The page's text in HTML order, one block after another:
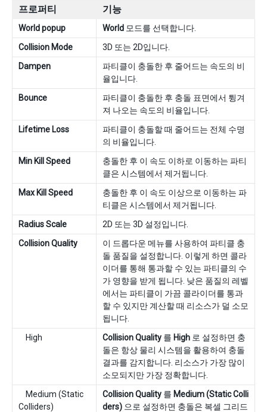
프로퍼티 기능
World popup World 모드를 선택합니다.
Collision Mode
3D 또는 2D입니다.
Dampen
파티클이 충돌한 후 줄어드는 속도의 비
율입니다.
Bounce
파티클이 충돌한 후 충돌 표면에서 튕겨
져 나오는 속도의 비율입니다.
Lifetime Loss
파티클이 충돌할 때 줄어드는 전체 수명
의 비율입니다.
Min Kill Speed
충돌한 후 이 속도 이하로 이동하는 파티
클은 시스템에서 제거됩니다.
Max Kill Speed
충돌한 후 이 속도 이상으로 이동하는 파
티클은 시스템에서 제거됩니다.
Radius Scale
2D 또는 3D 설정입니다.
Collision Quality
이 드롭다운 메뉴를 사용하여 파티클 충
돌 품질을 설정합니다. 이렇게 하면 콜라
이더를 통해 통과할 수 있는 파티클의 수
가 영향을 받게 됩니다. 낮은 품질의 레벨
에서는 파티클이 가끔 콜라이더를 통과
할 수 있지만 계산할 때 리소스가 덜 소모
됩니다.
High
Collision Quality 를 High 로 설정하면 충
돌은 항상 물리 시스템을 활용하여 충돌
결과를 감지합니다. 리소스가 가장 많이
소모되지만 가장 정확합니다.
Medium (Static
Colliders)
Collision Quality 를 Medium (Static Colli
ders) 으로 설정하면 충돌은 복셀 그리드